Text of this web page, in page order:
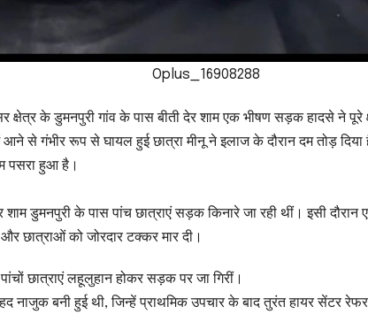
Oplus_16908288
क्षेत्र के डुमनपुरी गांव के पास बीती देर शाम एक भीषण सड़क हादसे ने
से गंभीर रूप से घायल हुई छात्रा मीनू ने इलाज के दौरान दम तोड़
पसरा हुआ है।
डुमनपुरी के पास पांच छात्राएं सड़क किनारे जा रही थीं। इसी
छात्राओं को जोरदार टक्कर मार दी।
छात्राएं लहूलुहान होकर सड़क पर जा गिरीं।
नाजुक बनी हुई थी, जिन्हें प्राथमिक उपचार के बाद तुरंत हायर सेंटर रेफर